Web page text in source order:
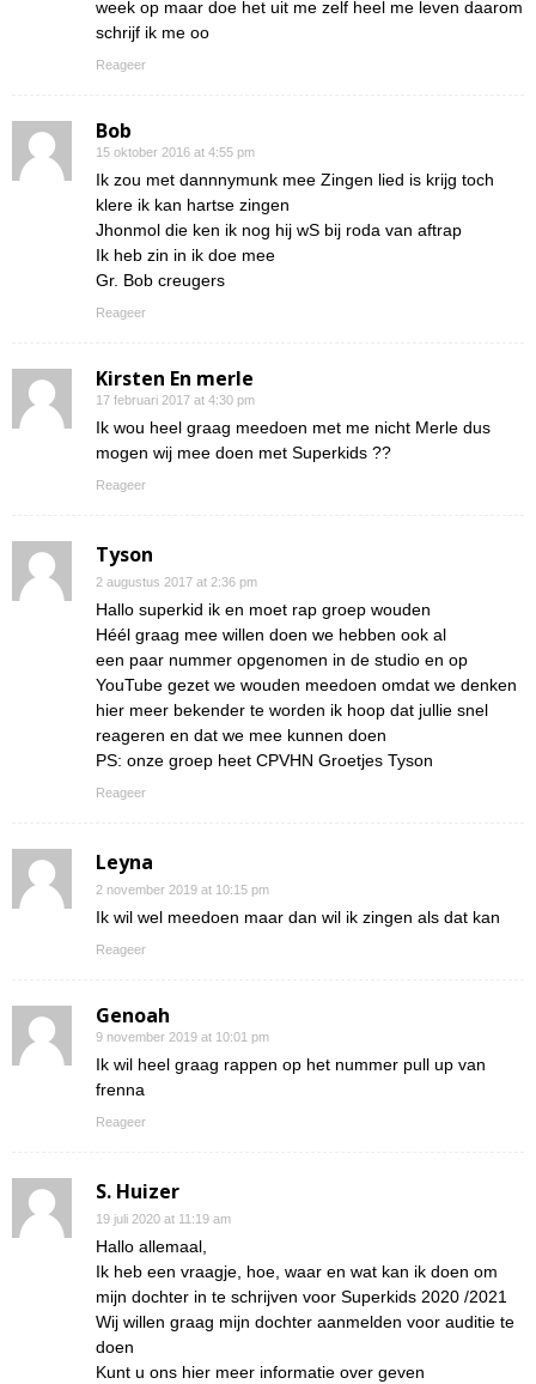
week op maar doe het uit me zelf heel me leven daarom
schrijf ik me oo
Reageer
Bob
15 oktober 2016 at 4:55 pm
Ik zou met dannnymunk mee Zingen lied is krijg toch
klere ik kan hartse zingen
Jhonmol die ken ik nog hij wS bij roda van aftrap
Ik heb zin in ik doe mee
Gr. Bob creugers
Reageer
Kirsten En merle
17 februari 2017 at 4:30 pm
Ik wou heel graag meedoen met me nicht Merle dus
mogen wij mee doen met Superkids ??
Reageer
Tyson
2 augustus 2017 at 2:36 pm
Hallo superkid ik en moet rap groep wouden
Héél graag mee willen doen we hebben ook al
een paar nummer opgenomen in de studio en op
YouTube gezet we wouden meedoen omdat we denken
hier meer bekender te worden ik hoop dat jullie snel
reageren en dat we mee kunnen doen
PS: onze groep heet CPVHN Groetjes Tyson
Reageer
Leyna
2 november 2019 at 10:15 pm
Ik wil wel meedoen maar dan wil ik zingen als dat kan
Reageer
Genoah
9 november 2019 at 10:01 pm
Ik wil heel graag rappen op het nummer pull up van
frenna
Reageer
S. Huizer
19 juli 2020 at 11:19 am
Hallo allemaal,
Ik heb een vraagje, hoe, waar en wat kan ik doen om
mijn dochter in te schrijven voor Superkids 2020 /2021
Wij willen graag mijn dochter aanmelden voor auditie te
doen
Kunt u ons hier meer informatie over geven